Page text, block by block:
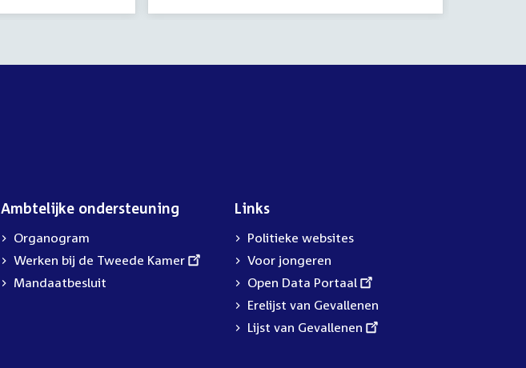
Ambtelijke ondersteuning
Organogram
External
link:
Werken bij de Tweede Kamer
Mandaatbesluit
Links
Politieke websites
Voor jongeren
External
link:
Open Data Portaal
Erelijst van Gevallenen
External
Lijst van Gevallenen